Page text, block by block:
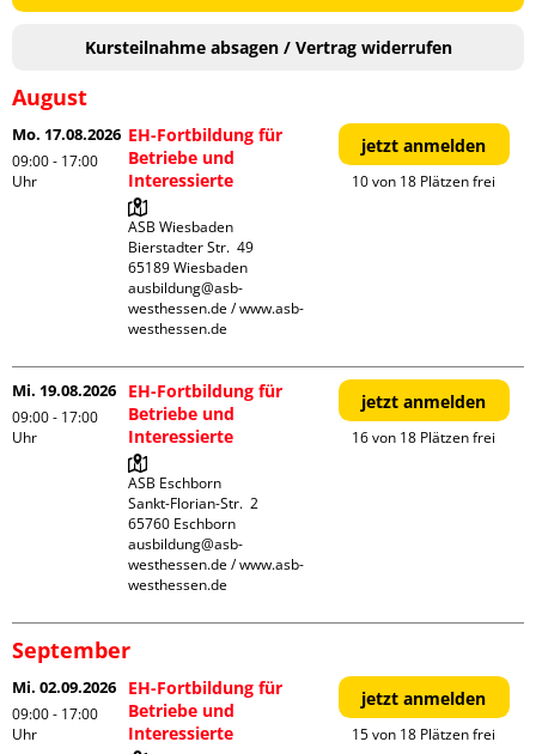
Kursteilnahme absagen / Vertrag widerrufen
August
Mo. 17.08.2026
09:00 - 17:00
Uhr
EH-Fortbildung für
Betriebe und
Interessierte
ASB Wiesbaden
Bierstadter Str.  49
65189 Wiesbaden
ausbildung@asb-
westhessen.de / www.asb-
westhessen.de
jetzt anmelden
10 von 18 Plätzen frei
Mi. 19.08.2026
09:00 - 17:00
Uhr
EH-Fortbildung für
Betriebe und
Interessierte
ASB Eschborn
Sankt-Florian-Str.  2
65760 Eschborn
ausbildung@asb-
westhessen.de / www.asb-
westhessen.de
jetzt anmelden
16 von 18 Plätzen frei
September
Mi. 02.09.2026
09:00 - 17:00
Uhr
EH-Fortbildung für
Betriebe und
Interessierte
jetzt anmelden
15 von 18 Plätzen frei